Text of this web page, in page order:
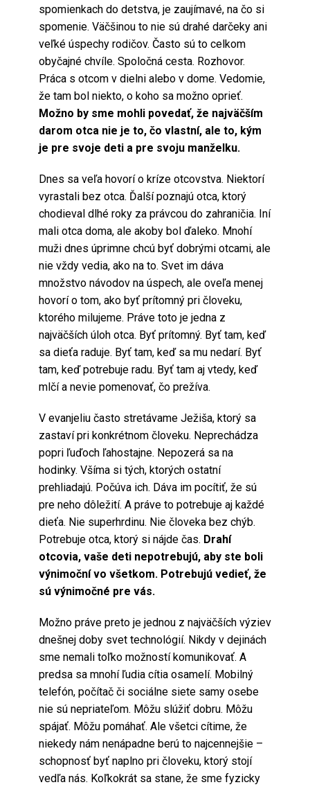
spomienkach do detstva, je zaujímavé, na čo si
spomenie. Väčšinou to nie sú drahé darčeky ani
veľké úspechy rodičov. Často sú to celkom
obyčajné chvíle. Spoločná cesta. Rozhovor.
Práca s otcom v dielni alebo v dome. Vedomie,
že tam bol niekto, o koho sa možno oprieť.
Možno by sme mohli povedať, že najväčším
darom otca nie je to, čo vlastní, ale to, kým
je pre svoje deti a pre svoju manželku.
Dnes sa veľa hovorí o kríze otcovstva. Niektorí
vyrastali bez otca. Ďalší poznajú otca, ktorý
chodieval dlhé roky za právcou do zahraničia. Iní
mali otca doma, ale akoby bol ďaleko. Mnohí
muži dnes úprimne chcú byť dobrými otcami, ale
nie vždy vedia, ako na to. Svet im dáva
množstvo návodov na úspech, ale oveľa menej
hovorí o tom, ako byť prítomný pri človeku,
ktorého milujeme. Práve toto je jedna z
najväčších úloh otca. Byť prítomný. Byť tam, keď
sa dieťa raduje. Byť tam, keď sa mu nedarí. Byť
tam, keď potrebuje radu. Byť tam aj vtedy, keď
mlčí a nevie pomenovať, čo prežíva.
V evanjeliu často stretávame Ježiša, ktorý sa
zastaví pri konkrétnom človeku. Neprechádza
popri ľuďoch ľahostajne. Nepozerá sa na
hodinky. Všíma si tých, ktorých ostatní
prehliadajú. Počúva ich. Dáva im pocítiť, že sú
pre neho dôležití. A práve to potrebuje aj každé
dieťa. Nie superhrdinu. Nie človeka bez chýb.
Potrebuje otca, ktorý si nájde čas. Drahí
otcovia, vaše deti nepotrebujú, aby ste boli
výnimoční vo všetkom. Potrebujú vedieť, že
sú výnimočné pre vás.
Možno práve preto je jednou z najväčších výziev
dnešnej doby svet technológií. Nikdy v dejinách
sme nemali toľko možností komunikovať. A
predsa sa mnohí ľudia cítia osamelí. Mobilný
telefón, počítač či sociálne siete samy osebe
nie sú nepriateľom. Môžu slúžiť dobru. Môžu
spájať. Môžu pomáhať. Ale všetci cítime, že
niekedy nám nenápadne berú to najcennejšie –
schopnosť byť naplno pri človeku, ktorý stojí
vedľa nás. Koľkokrát sa stane, že sme fyzicky